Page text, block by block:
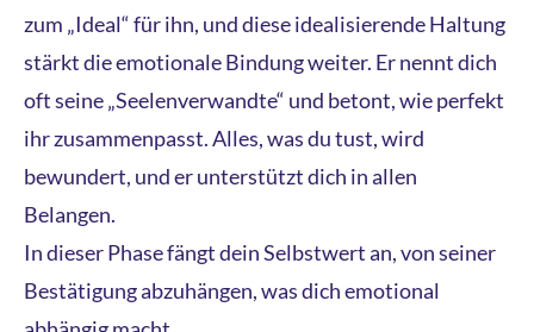
zum „Ideal“ für ihn, und diese idealisierende Haltung
stärkt die emotionale Bindung weiter. Er nennt dich
oft seine „Seelenverwandte“ und betont, wie perfekt
ihr zusammenpasst. Alles, was du tust, wird
bewundert, und er unterstützt dich in allen
Belangen.
In dieser Phase fängt dein Selbstwert an, von seiner
Bestätigung abzuhängen, was dich emotional